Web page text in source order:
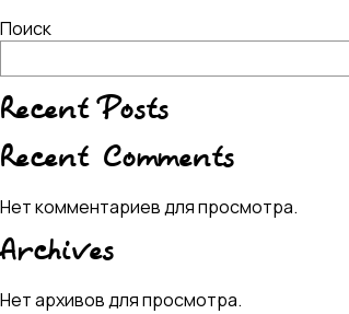
Поиск
Recent Posts
Recent Comments
Нет комментариев для просмотра.
Archives
Нет архивов для просмотра.